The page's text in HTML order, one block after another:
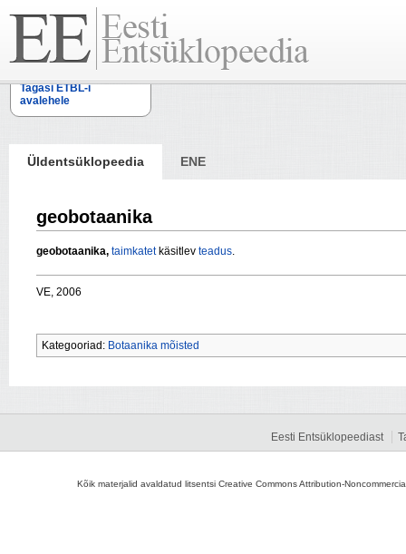
Tagasi ETBL-i
avalehele
Üldentsüklopeedia ENE
geobotaanika
geobotaanika, taimkatetkäsitlev teadus.
VE, 2006
Kategooriad: Botaanika mõisted
Eesti Entsüklopeediast
Kõik materjalid avaldatud litsentsi Creative Commons Attribution-